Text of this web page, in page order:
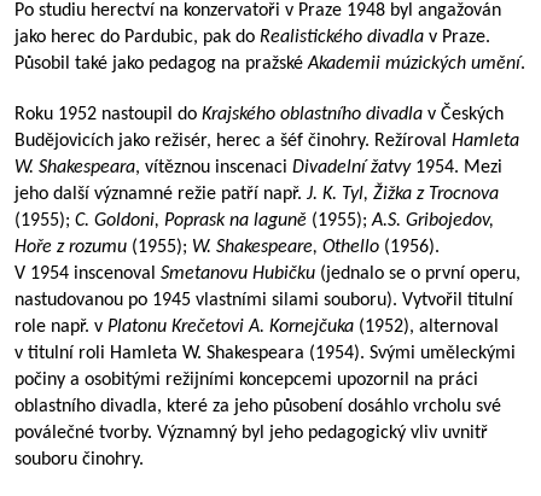
Po studiu herectví na konzervatoři v Praze 1948 byl angažován
jako herec do Pardubic, pak do Realistického divadla v Praze.
Působil také jako pedagog na pražskéAkademii múzických umění.
Roku 1952 nastoupil do Krajského oblastního divadla v Českých
Budějovicích jako režisér, herec a šéf činohry. Režíroval Hamleta
W. Shakespeara, vítěznou inscenaci Divadelní žatvy 1954. Mezi
jeho další významné režie patří např. J. K. Tyl, Žižka z Trocnova
(1955); C. Goldoni, Poprask na laguně (1955);A.S. Gribojedov,
Hoře z rozumu (1955); W. Shakespeare, Othello (1956).
V 1954 inscenoval Smetanovu Hubičku (jednalo se o první operu,
nastudovanou po 1945 vlastními silami souboru). Vytvořil titulní
role např. v Platonu Krečetovi A. Kornejčuka (1952), alternoval
v titulní roli Hamleta W. Shakespeara (1954). Svými uměleckými
počiny a osobitými režijními koncepcemi upozornil na práci
oblastního divadla, které za jeho působení dosáhlo vrcholu své
poválečné tvorby. Významný byl jeho pedagogický vliv uvnitř
souboru činohry.